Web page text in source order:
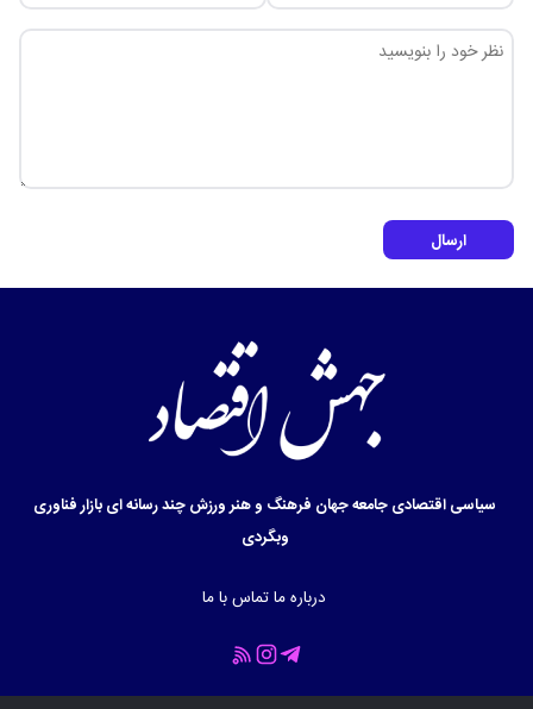
ارسال
سیاسیاقتصادیجامعهجهان فرهنگ و هنرورزشچند رسانه ایبازارفناوری
وبگردی
درباره ماتماس با ما